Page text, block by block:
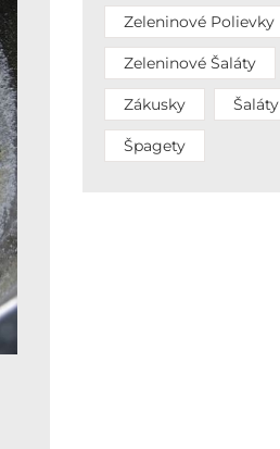
Zeleninové Polievky
Zeleninové Šaláty
Zákusky Šaláty
Špagety